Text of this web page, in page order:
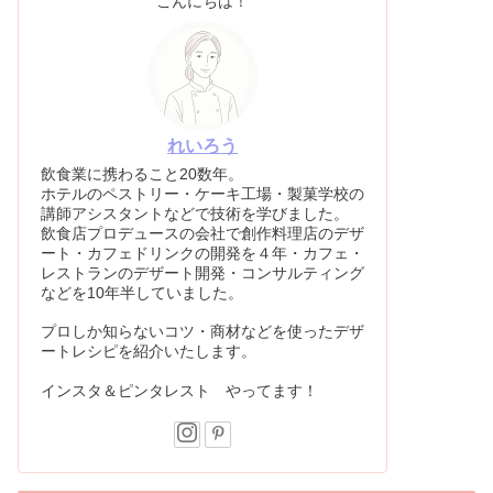
れいろう
飲食業に携わること20数年。
ホテルのペストリー・ケーキ工場・製菓学校の
講師アシスタントなどで技術を学びました。
飲食店プロデュースの会社で創作料理店のデザ
ート・カフェドリンクの開発を４年・カフェ・
レストランのデザート開発・コンサルティング
などを10年半していました。
プロしか知らないコツ・商材などを使ったデザ
ートレシピを紹介いたします。
インスタ＆ピンタレスト やってます！